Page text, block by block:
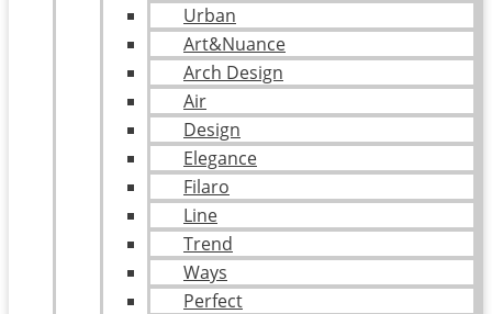
Urban
Art&Nuance
Arch Design
Air
Design
Elegance
Filaro
Line
Trend
Ways
Perfect